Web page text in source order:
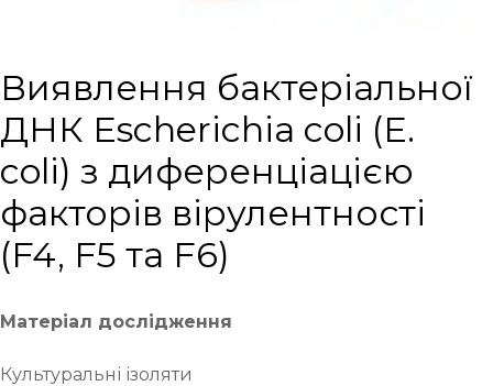
Виявлення бактеріальної
ДНК Escherichia coli (E.
coli) з диференціацією
факторів вірулентності
(F4, F5 та F6)
Матеріал дослідження
Культуральні ізоляти